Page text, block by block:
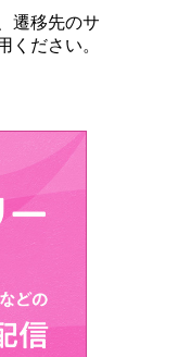
遷移先のサ
ください。